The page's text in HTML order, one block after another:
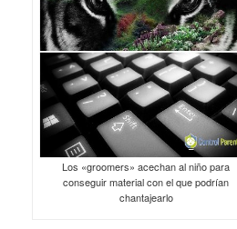
Los «groomers» acechan al niño para
conseguir material con el que podrían
chantajearlo